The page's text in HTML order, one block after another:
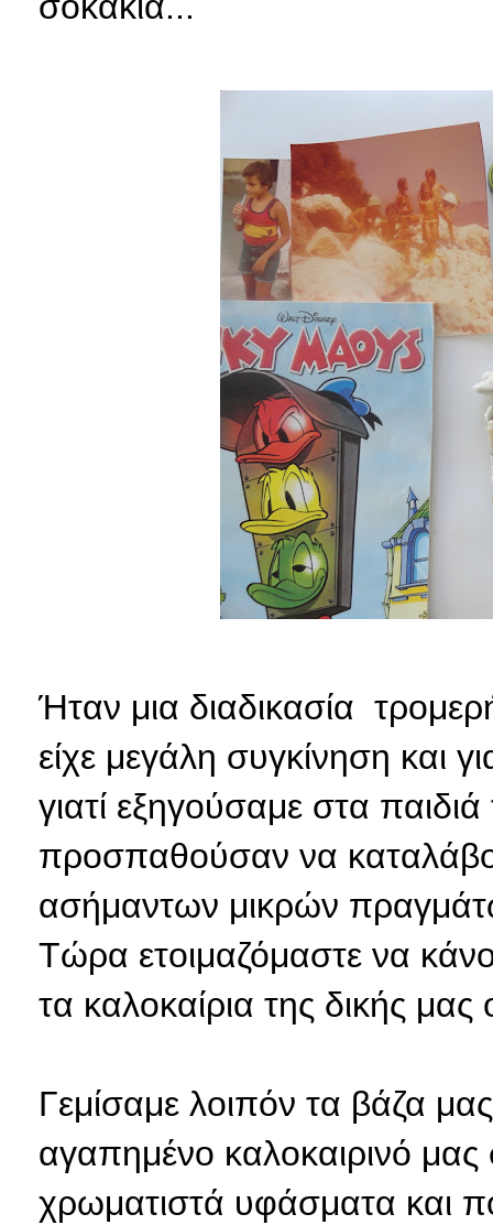
Ήταν μια διαδικασία
είχε μεγάλη συγκίνηση και
γιατί εξηγούσαμε στα παιδιά
προσπαθούσαν να
ασήμαντων μικρών
Τώρα ετοιμαζόμαστε να
τα καλοκαίρια της δικής μας
Γεμίσαμε λοιπόν τα βάζα
αγαπημένο καλοκαιρινό
χρωματιστά υφάσματα και